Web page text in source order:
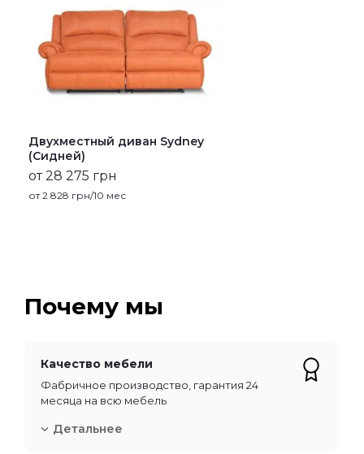
Двухместный диван Sydney
(Сидней)
от 28 275 грн
от2 828 грн/10 мес
Почему мы
Качество мебели
Фабричное производство, гарантия 24
месяца на всю мебель
Детальнее